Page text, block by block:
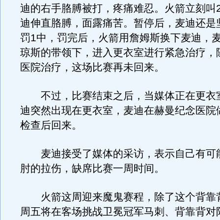
迪的右手胳膊被打，疼痛难忍。火箭立刻叫
迪伸直胳膊，面露痛苦。暂停后，麦迪还是
罚1中，罚完后，火箭用詹姆斯换下麦迪，
琼斯的带领下，进入更衣室进行紧急治疗，
医院治疗，这场比赛再未回来。
不过，比赛结束之后，当媒体正在更衣
迪突然出现在更衣室，麦迪在赫曼纪念医院
检查后回来。
麦迪接受了媒体的采访，表示自己有可
肘的拉伤，缺席比赛一周时间。
火箭这周迎来魔鬼赛程，除了这个背靠
周五将在客场挑战卫冕冠军马刺、背靠背对